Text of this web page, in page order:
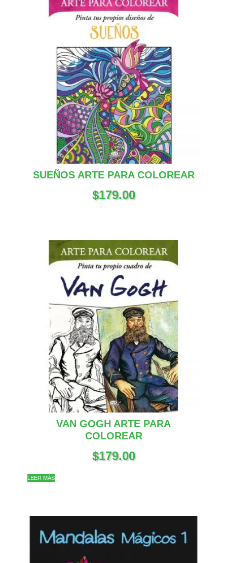
SUEÑOS ARTE PARA COLOREAR
$179.00
VAN GOGH ARTE PARA
COLOREAR
$179.00
LEER MÁS